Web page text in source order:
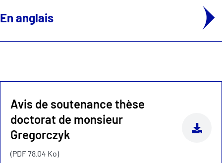
En anglais
Avis de soutenance thèse
doctorat de monsieur
Gregorczyk
(PDF 78.04 Ko)